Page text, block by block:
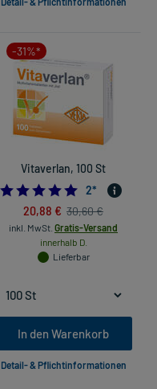
-31%*
Vitaverlan, 100 St
5.0
2*
20,88 € 30,60 €
inkl. MwSt. Gratis-Versand
innerhalb D.
Lieferbar
In den Warenkorb
Detail- & Pflichtinformationen